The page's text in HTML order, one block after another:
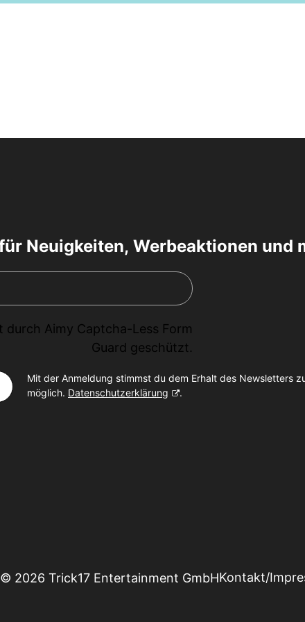
Neuigkeiten, Werbeaktionen und
durch Aimy Captcha-Less Form
Guard geschützt.
Mit der Anmeldung stimmst du dem Erhalt des Newsletters
möglich. Datenschutzerklärung .
© 2026 Trick17 Entertainment GmbHKontakt/